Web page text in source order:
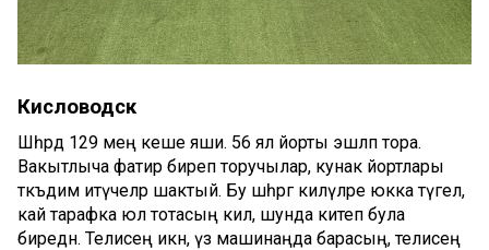
Кисловодск
Шәһәрдә 129 мең кеше яши. 56 ял йорты эшләп тора.
Вакытлыча фатир биреп торучылар, кунак йортлары
тәкъдим итүчеләр шактый. Бу шәһәргә килүләре юкка түгел,
кай тарафка юл тотасың килә, шунда китеп була
биредән. Телисең икән, үз машинаңда барасың, телисең